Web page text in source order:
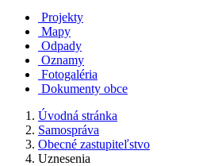
Projekty
Mapy
Odpady
Oznamy
Fotogaléria
Dokumenty obce
Úvodná stránka
Samospráva
Obecné zastupiteľstvo
Uznesenia